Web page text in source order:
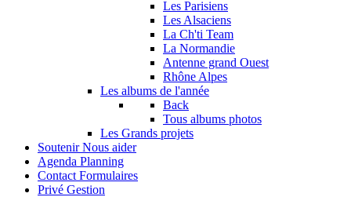
Les Parisiens
Les Alsaciens
La Ch'ti Team
La Normandie
Antenne grand Ouest
Rhône Alpes
Les albums de l'année
Back
Tous albums photos
Les Grands projets
Soutenir Nous aider
Agenda Planning
Contact Formulaires
Privé Gestion